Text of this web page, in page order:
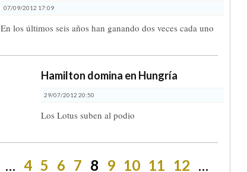
07/09/2012 17:09
En los últimos seis años han ganando dos veces cada uno
Hamilton domina en Hungría
29/07/2012 20:50
Los Lotus suben al podio
… 4 5 6 7 8 9 10 11 12 …